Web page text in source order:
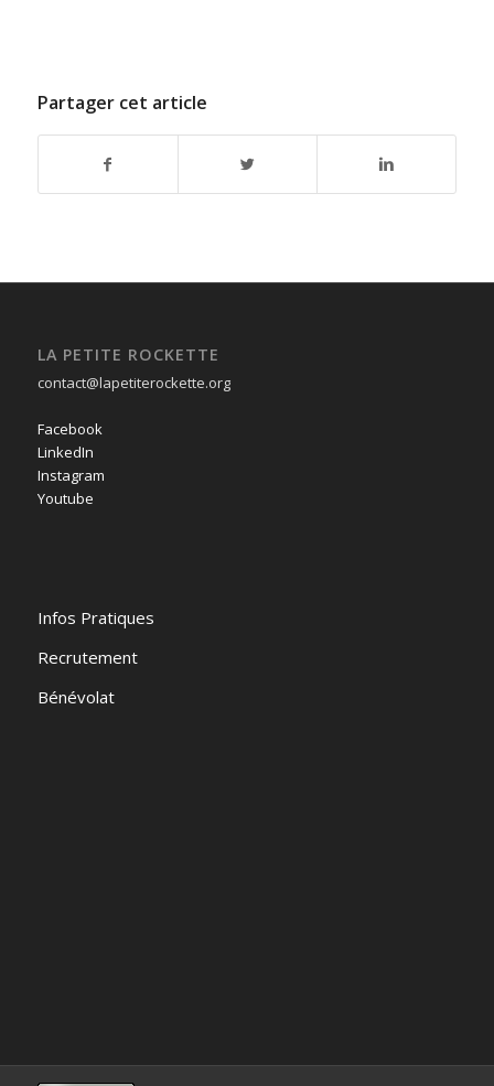
Partager cet article
LA PETITE ROCKETTE
contact@lapetiterockette.org
Facebook
LinkedIn
Instagram
Youtube
Infos Pratiques
Recrutement
Bénévolat